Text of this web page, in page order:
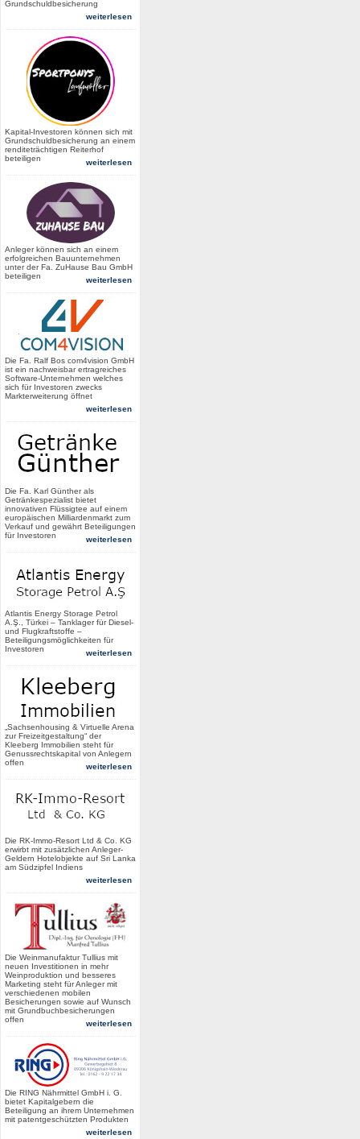
Grundschuldbesicherung
weiterlesen
Kapital-Investoren können sich mit
Grundschuldbesicherung an einem
renditeträchtigen Reiterhof
beteiligen
weiterlesen
Anleger können sich an einem
erfolgreichen Bauunternehmen
unter der Fa. ZuHause Bau GmbH
beteiligen
weiterlesen
Die Fa. Ralf Bos com4vision GmbH
ist ein nachweisbar ertragreiches
Software-Unternehmen welches
sich für Investoren zwecks
Markterweiterung öffnet
weiterlesen
Die Fa. Karl Günther als
Getränkespezialist bietet
innovativen Flüssigtee auf einem
europäischen Milliardenmarkt zum
Verkauf und gewährt Beteiligungen
für Investoren
weiterlesen
Atlantis Energy Storage Petrol
A.Ş., Türkei – Tanklager für Diesel-
und Flugkraftstoffe –
Beteiligungsmöglichkeiten für
Investoren
weiterlesen
„Sachsenhousing & Virtuelle Arena
zur Freizeitgestaltung“ der
Kleeberg Immobilien steht für
Genussrechtskapital von Anlegern
offen
weiterlesen
Die RK-Immo-Resort Ltd & Co. KG
erwirbt mit zusätzlichen Anleger-
Geldern Hotelobjekte auf Sri Lanka
am Südzipfel Indiens
weiterlesen
Die Weinmanufaktur Tullius mit
neuen Investitionen in mehr
Weinproduktion und besseres
Marketing steht für Anleger mit
verschiedenen mobilen
Besicherungen sowie auf Wunsch
mit Grundbuchbesicherungen
offen
weiterlesen
Die RING Nährmittel GmbH i. G.
bietet Kapitalgebern die
Beteiligung an ihrem Unternehmen
mit patentgeschützten Produkten
weiterlesen